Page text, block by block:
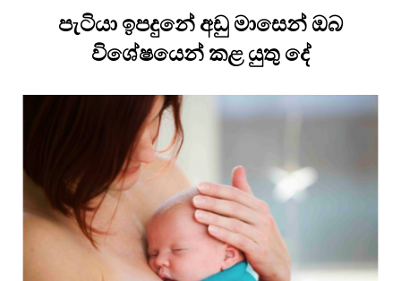
පැටියා ඉපදුනේ අඩු මාසෙන් ඔබ
විශේෂයෙන් කළ යුතු දේ